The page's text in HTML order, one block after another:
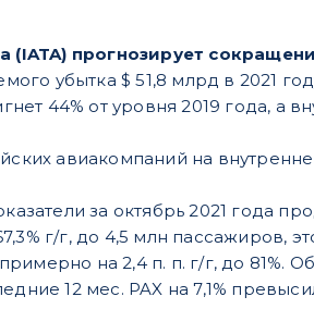
прогнозирует
убытка $ 51,8 млрд в 2021
44% от уровня 2019 года, а
авиакомпаний на
за октябрь 2021 года
г/г, до 4,5 млн пассажиров,
на 2,4 п. п. г/г, до 81%.
12 мес. PAX на 7,1%